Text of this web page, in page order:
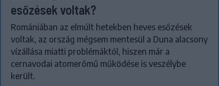
esőzések voltak?
Romániában az elmúlt hetekben heves esőzések
voltak, az ország mégsem mentesül a Duna alacsony
vízállása miatti problémáktól, hiszen már a
cernavodai atomerőmű működése is veszélybe
került.